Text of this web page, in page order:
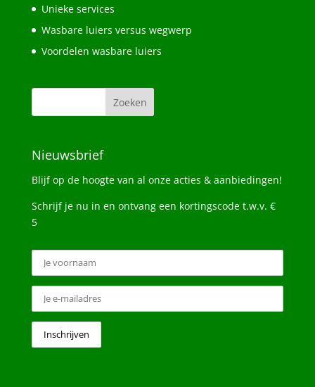
Unieke services
Wasbare luiers versus wegwerp
Voordelen wasbare luiers
Nieuwsbrief
Blijf op de hoogte van al onze acties & aanbiedingen!
Schrijf je nu in en ontvang een kortingscode t.w.v. €
5